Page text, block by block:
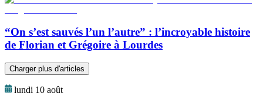
“On s’est sauvés l’un l’autre” : l’incroyable histoire
de Florian et Grégoire à Lourdes
Charger plus d'articles
lundi 10 août